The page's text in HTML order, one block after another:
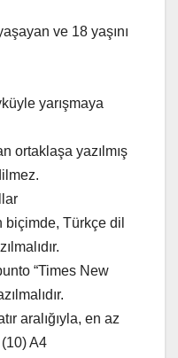
ve 18 yaşını
yarışmaya
ortaklaşa yazılmış
biçimde, Türkçe dil
“Times New
aralığıyla, en az
A4